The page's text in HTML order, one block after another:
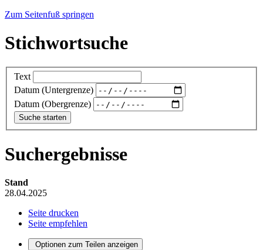
Zum Seitenfuß springen
Stichwortsuche
Text
Datum (Untergrenze)
Datum (Obergrenze)
Suchergebnisse
Stand
28.04.2025
Seite drucken
Seite empfehlen
Optionen zum Teilen anzeigen